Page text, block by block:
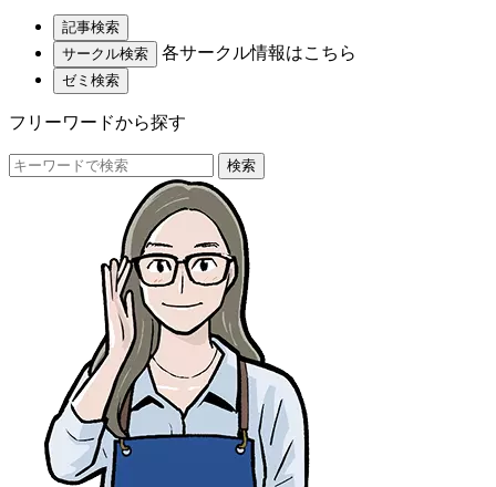
記事検索
サークル検索
各サークル情報はこちら
ゼミ検索
フリーワードから探す
検索